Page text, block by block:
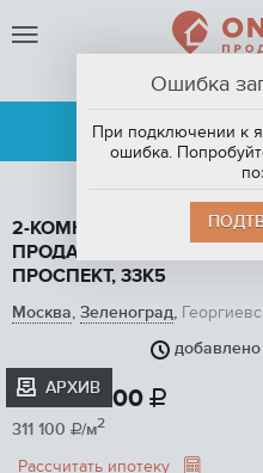
АРЕНДА
2-КОМНАТНАЯ КВАРТИРА,
ПРОДАЖУ В
ПРОСПЕКТ, 33К5
Москва, Зеленоград,
добавлено
АРХИВ
1/
16 800 000 
311 100 /м2
Рассчитать ипотеку
Ошибка
При подключении к
ошибка.